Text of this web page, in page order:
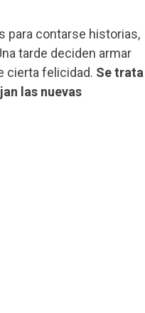
para contarse historias,
tarde deciden armar
cierta felicidad. Se trata
las nuevas